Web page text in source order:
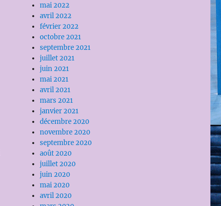
mai 2022
avril 2022
février 2022
octobre 2021
septembre 2021
juillet 2021
juin 2021
mai 2021
avril 2021
mars 2021
janvier 2021
décembre 2020
novembre 2020
septembre 2020
août 2020
juillet 2020
juin 2020
mai 2020
avril 2020